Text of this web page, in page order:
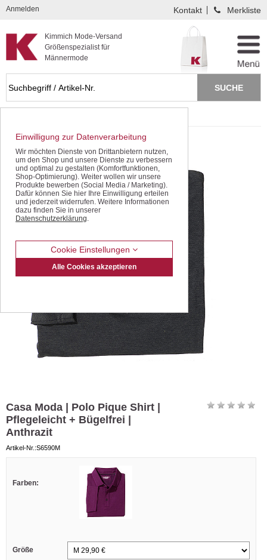
Kompletten Head der Seite überspringen
Kimmich Mode-Versand
Größenspezialist für
Männermode
Anmelden Kontakt Merkliste
Casa Moda | Polo Pique Shirt |
Pflegeleicht + Bügelfrei |
Anthrazit
Artikel-Nr.:S6590M
Farben:
Größe
Einwilligung zur Datenverarbeitung
Wir möchten Dienste von Drittanbietern nutzen,
um den Shop und unsere Dienste zu verbessern
und optimal zu gestalten (Komfortfunktionen,
Shop-Optimierung). Weiter wollen wir unsere
Produkte bewerben (Social Media / Marketing).
Dafür können Sie hier Ihre Einwilligung erteilen
und jederzeit widerrufen. Weitere Informationen
dazu finden Sie in unserer
Datenschutzerklärung.
Cookie Einstellungen
Alle Cookies akzeptieren